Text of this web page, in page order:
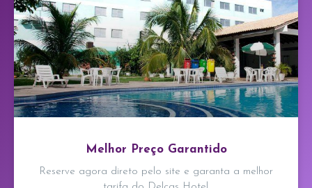
Melhor Preço Garantido
Reserve agora direto pelo site e garanta a melhor